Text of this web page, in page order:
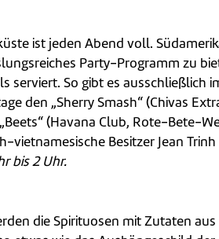
ist jeden Abend voll.
Party-Programm zu
So gibt es ausschließlich
den „Sherry Smash“ (Chivas
(Havana Club, Rote-Bete-
Besitzer Jean
bis 2 Uhr.
die Spirituosen mit Zutaten